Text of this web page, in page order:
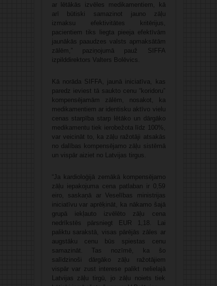
ar lētākās izvēles medikamentiem, kā
arī būtiski samazinot jauno zāļu
izmaksu efektivitātes kritērijus,
pacientiem tiks liegta pieeja efektīvām
jaunākās paaudzes valsts apmaksātām
zālēm,” paziņojumā pauž SIFFA
izpilddirektors Valters Bolēvics.
Kā norāda SIFFA, jaunā iniciatīva, kas
paredz ieviest tā saukto cenu “koridoru”
kompensējamām zālēm, nosakot, ka
medikamentiem ar identisku aktīvo vielu
cenas starpība starp lētāko un dārgāko
medikamentu tiek ierobežota līdz 100%,
var veicināt to, ka zāļu ražotāji atsakās
no dalības kompensējamo zāļu sistēmā
un vispār aiziet no Latvijas tirgus.
“Ja kardioloģijā zemākā kompensējamo
zāļu iepakojuma cena patlaban ir 0,59
eiro, saskaņā ar Veselības ministrijas
iniciatīvu var aprēķināt, ka nākamo šajā
grupā iekļauto izvēlēto zāļu cena
nedrīkstēs pārsniegt EUR 1,18. Lai
paliktu sarakstā, visas pārējās zāles ar
augstāku cenu būs spiestas cenu
samazināt. Tas nozīmē, ka šo
salīdzinoši dārgāko zāļu ražotājiem
vispār var zust interese palikt nelielajā
Latvijas zāļu tirgū, jo zāļu noiets tiek